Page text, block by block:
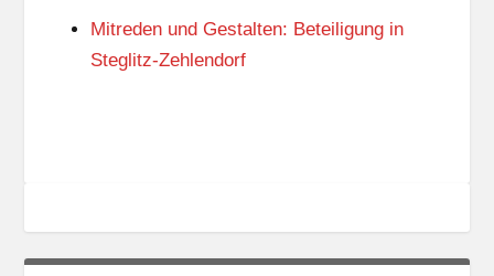
S
O
N
Mitreden und Gestalten: Beteiligung in
Steglitz-Zehlendorf